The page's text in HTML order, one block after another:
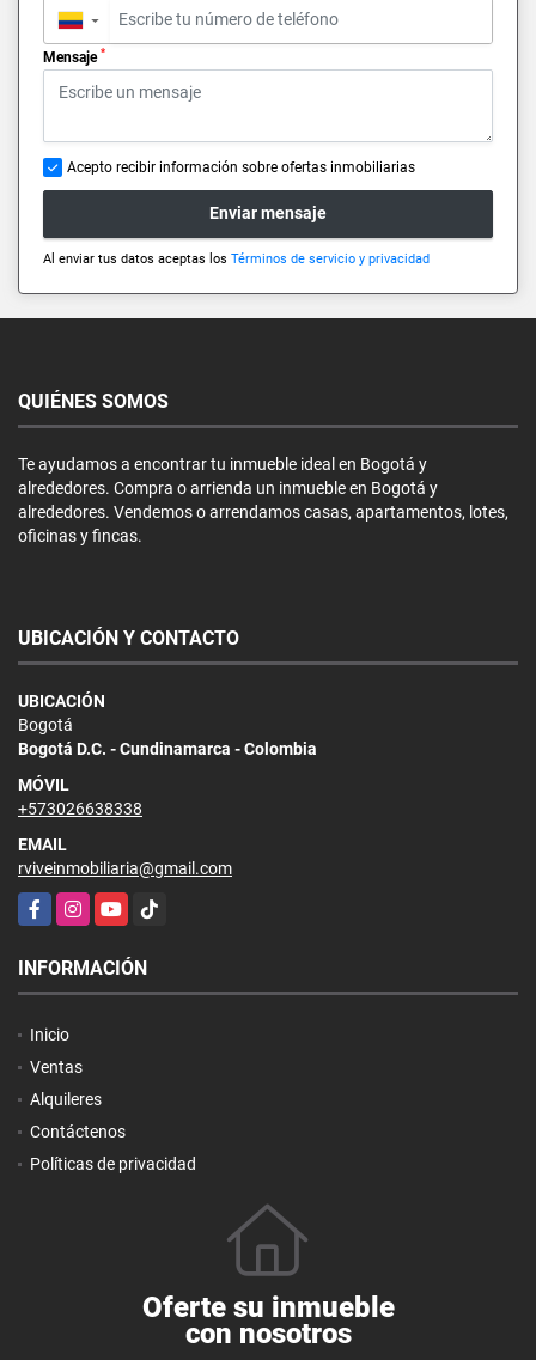
▼
Mensaje *
Acepto recibir información sobre ofertas inmobiliarias
Enviar mensaje
Al enviar tus datos aceptas los Términos de servicio y privacidad
QUIÉNES SOMOS
Te ayudamos a encontrar tu inmueble ideal en Bogotá y
alrededores. Compra o arrienda un inmueble en Bogotá y
alrededores. Vendemos o arrendamos casas, apartamentos, lotes,
oficinas y fincas.
UBICACIÓN Y CONTACTO
UBICACIÓN
Bogotá
Bogotá D.C. - Cundinamarca - Colombia
MÓVIL
+573026638338
EMAIL
rviveinmobiliaria@gmail.com
FacebookInstagramYouTubeTikTok
INFORMACIÓN
Inicio
Ventas
Alquileres
Contáctenos
Políticas de privacidad
Oferte su inmueble
con nosotros